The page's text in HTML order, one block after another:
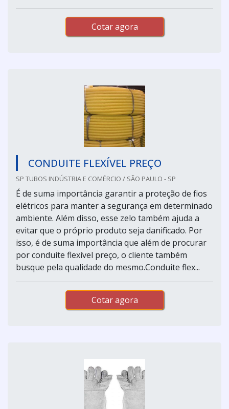
Cotar agora
CONDUITE FLEXÍVEL PREÇO
SP TUBOS INDÚSTRIA E COMÉRCIO / SÃO PAULO - SP
É de suma importância garantir a proteção de fios
elétricos para manter a segurança em determinado
ambiente. Além disso, esse zelo também ajuda a
evitar que o próprio produto seja danificado. Por
isso, é de suma importância que além de procurar
por conduite flexível preço, o cliente também
busque pela qualidade do mesmo.Conduite flex...
Cotar agora